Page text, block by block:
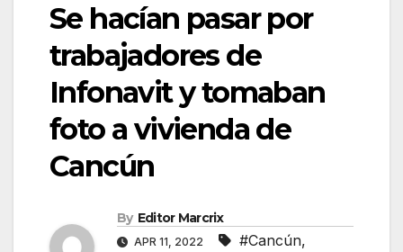
Se hacían pasar por
trabajadores de
Infonavit y tomaban
foto a vivienda de
Cancún
By Editor Marcrix
APR 11, 2022 #Cancún,